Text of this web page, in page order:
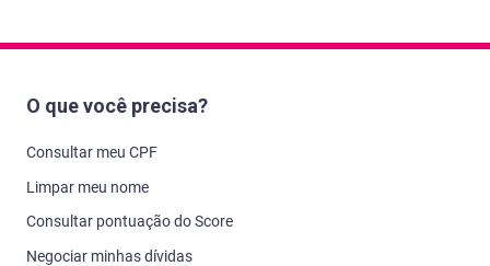
O que você precisa?
Consultar meu CPF
Limpar meu nome
Consultar pontuação do Score
Negociar minhas dívidas